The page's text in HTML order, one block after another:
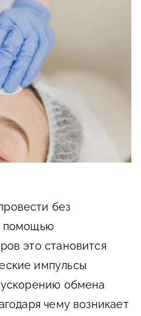
без
помощью
это становится
импульсы
ускорению обмена
чему возникает